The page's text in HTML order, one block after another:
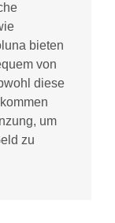
bieten
von
diese
um
zu